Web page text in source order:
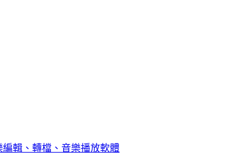
編輯、轉檔、音樂播放軟體